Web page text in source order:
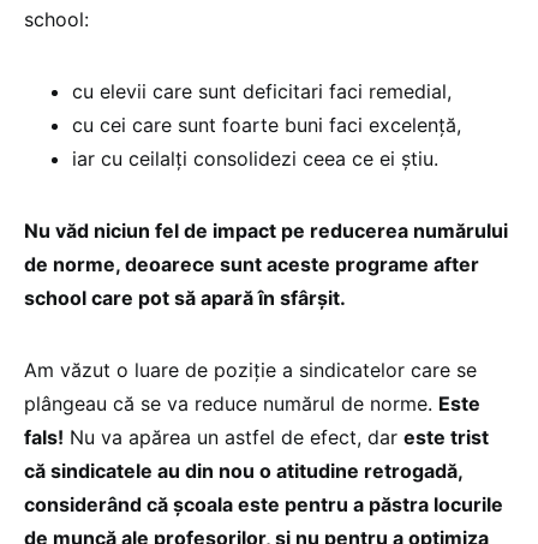
school:
cu elevii care sunt deficitari faci remedial,
cu cei care sunt foarte buni faci excelență,
iar cu ceilalți consolidezi ceea ce ei știu.
Nu văd niciun fel de impact pe reducerea numărului
de norme, deoarece sunt aceste programe after
school care pot să apară în sfârșit.
Am văzut o luare de poziție a sindicatelor care se
plângeau că se va reduce numărul de norme. Este
fals! Nu va apărea un astfel de efect, dar este trist
că sindicatele au din nou o atitudine retrogadă,
considerând că școala este pentru a păstra locurile
de muncă ale profesorilor, și nu pentru a optimiza